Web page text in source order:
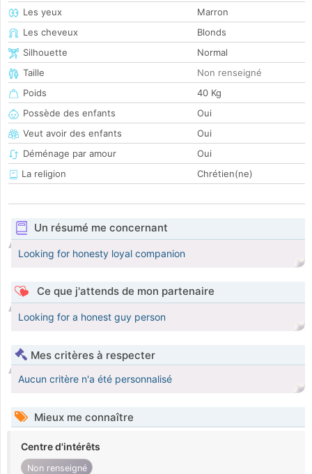
Les yeux
Marron
Les cheveux
Blonds
Silhouette
Normal
Taille
Non renseigné
Poids
40 Kg
Possède des enfants
Oui
Veut avoir des enfants
Oui
Déménage par amour
Oui
La religion
Chrétien(ne)
Un résumé me concernant
Looking for honesty loyal companion
Ce que j'attends de mon partenaire
Looking for a honest guy person
Mes critères à respecter
Aucun critère n'a été personnalisé
Mieux me connaître
Centre d'intérêts
Non renseigné